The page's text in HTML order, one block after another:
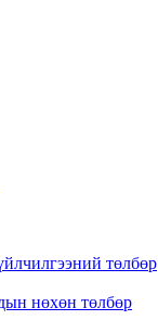
төлбөр
нөхөн төлбөр